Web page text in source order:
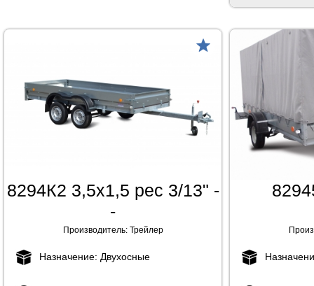
8294К2 3,5x1,5 рес 3/13" -
-
Производитель: Трейлер
Назначение: Двухосные